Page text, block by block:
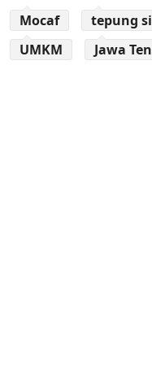
Mocaf tepung
UMKM
Jawa